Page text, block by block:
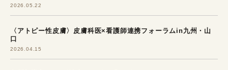
2026.05.22
〈アトピー性皮膚〉皮膚科医×看護師連携フォーラムin九州・山
口
2026.04.15